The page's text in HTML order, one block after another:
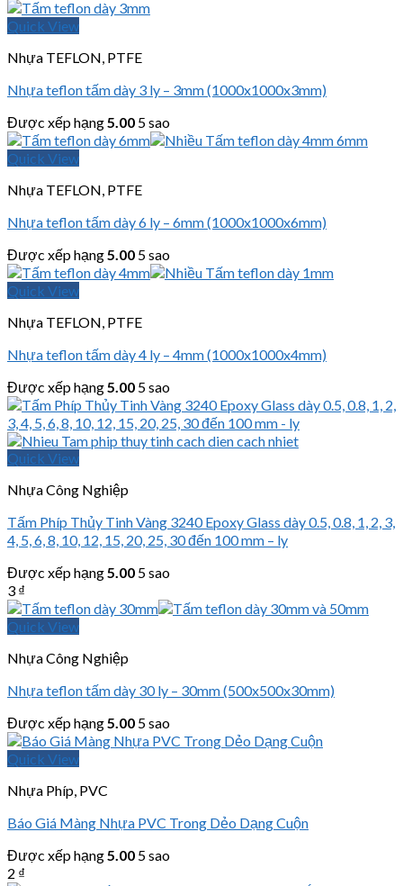
Quick View
Nhựa TEFLON, PTFE
Nhựa teflon tấm dày 3 ly – 3mm (1000x1000x3mm)
Được xếp hạng5.00 5 sao
Quick View
Nhựa TEFLON, PTFE
Nhựa teflon tấm dày 6 ly – 6mm (1000x1000x6mm)
Được xếp hạng5.00 5 sao
Quick View
Nhựa TEFLON, PTFE
Nhựa teflon tấm dày 4 ly – 4mm (1000x1000x4mm)
Được xếp hạng5.00 5 sao
Quick View
Nhựa Công Nghiệp
Tấm Phíp Thủy Tinh Vàng 3240 Epoxy Glass dày 0.5, 0.8, 1, 2, 3,
4, 5, 6, 8, 10, 12, 15, 20, 25, 30 đến 100 mm – ly
Được xếp hạng5.00 5 sao
3 ₫
Quick View
Nhựa Công Nghiệp
Nhựa teflon tấm dày 30 ly – 30mm (500x500x30mm)
Được xếp hạng5.00 5 sao
Quick View
Nhựa Phíp, PVC
Báo Giá Màng Nhựa PVC Trong Dẻo Dạng Cuộn
Được xếp hạng5.00 5 sao
2 ₫